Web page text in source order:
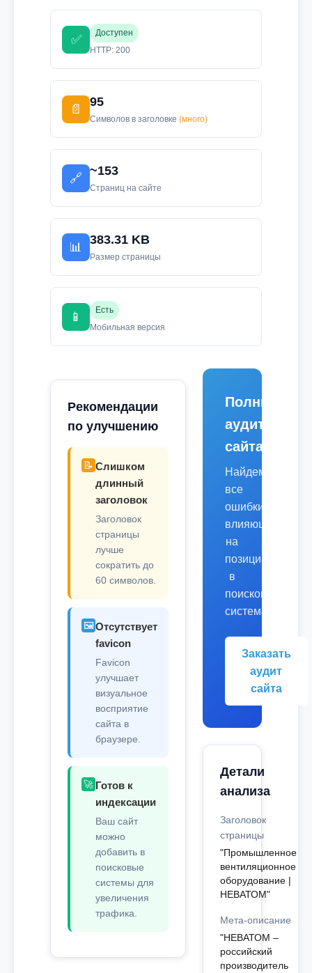
✅
Доступен
HTTP: 200
📄
95
Символов в заголовке (много)
🔗
~153
Страниц на сайте
📊
383.31 KB
Размер страницы
📱
Есть
Мобильная версия
Рекомендации
по улучшению
📝 Слишком
длинный
заголовок
Заголовок
страницы
лучше
сократить до
60 символов.
🖼️Отсутствует
favicon
Favicon
улучшает
визуальное
восприятие
сайта в
браузере.
🚀 Готов к
индексации
Ваш сайт
можно
добавить в
поисковые
системы для
увеличения
трафика.
Полный
аудит
сайта
Найдем
все
ошибки,
влияющие
на
позиции
в
поисковых
системах.
Заказать
аудит
сайта
Детали
анализа
Заголовок
страницы
"Промышленное
вентиляционное
оборудование |
НЕВАТОМ"
Мета-описание
"НЕВАТОМ –
российский
производитель